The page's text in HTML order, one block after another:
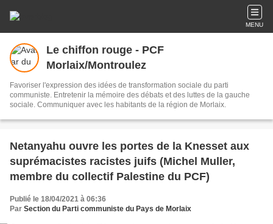
MENU
Le chiffon rouge - PCF
Morlaix/Montroulez
Favoriser l'expression des idées de transformation sociale du parti
communiste. Entretenir la mémoire des débats et des luttes de la gauche
sociale. Communiquer avec les habitants de la région de Morlaix.
Netanyahu ouvre les portes de la Knesset aux
suprémacistes racistes juifs (Michel Muller,
membre du collectif Palestine du PCF)
Publié le 18/04/2021 à 06:36
Par Section du Parti communiste du Pays de Morlaix